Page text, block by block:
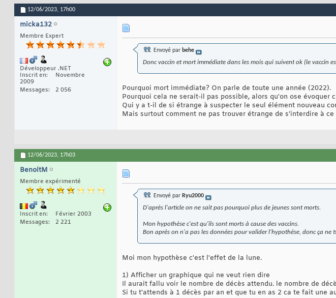
12/06/2023, 17h00
micka132
Membre Expert
Développeur .NET
Inscrit en
Novembre
2009
Messages
2 056
Envoyé par behe
Donc vaccin et mort immédiate dans les mois qui suivent ok (le vaccin
Pourquoi mort immédiate? On parle de toute une année (2022).
Pourquoi cela ne serait-il pas possible, alors qu'on ose
Qui y a t-il de si étrange à suspecter le seul élément nouveau
Mais surtout comment ne pas trouver étrange de s'interdire à
12/06/2023, 17h03
BenoitM
Membre expérimenté
Inscrit en
Février 2003
Messages
2 221
Envoyé par Ryu2000
D'après l'article on ne sait pas pourquoi plus de jeunes sont morts.
Mon hypothèse c'est qu'ils sont morts à cause des vaccins.
Bon après on n'a pas les données pour valider l'hypothèse, donc ça ne
Moi mon hypothèse c'est l'effet de la lune.
1) Afficher un graphique qui ne veut rien dire
Il aurait fallu voir le nombre de décès attendu. le nombre de
Si tu t'attends à 1 décès par an et que tu en as 2 ca te fait une